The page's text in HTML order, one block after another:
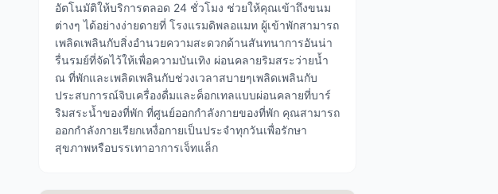
อัตโนมัติให้บริการตลอด 24 ชั่วโมง ช่วยให้คุณเข้าถึงขนม
ต่างๆ ได้อย่างง่ายดายที่ โรงแรมดิพลอแมท ผู้เข้าพักสามารถ
เพลิดเพลินกับสิ่งอำนวยความสะดวกด้านสันทนาการอันน่า
รื่นรมย์ที่จัดไว้ให้เพื่อความบันเทิง ผ่อนคลายริมสระว่ายน้ำ
ณ ที่พักและเพลิดเพลินกับช่วงเวลาสบายๆเพลิดเพลินกับ
ประสบการณ์จิบเครื่องดื่มและค็อกเทลแบบผ่อนคลายที่บาร์
ริมสระน้ำของที่พัก ที่ศูนย์ออกกำลังกายของที่พัก คุณสามารถ
ออกกำลังกายเรียกเหงื่อกายเป็นประจำทุกวันเพื่อรักษา
สุขภาพหรือบรรเทาอาการเจ็ทแล็ก